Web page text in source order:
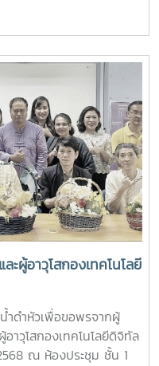
ง โครงการดังกล่าวจัดขึ้น
ส่งเสริมศักยภาพของ
ะปัญญาประดิษฐ์ อันจะนำ
การจัดการศึกษาของ
และพร้อมรองรับการ
นาคมร่วมกัน โดยได้รับ
งใบ ผู้ช่วยกรรมการผู้
าภาคเหนือ บริษัท
เป็นผู้แทนลงนามทั้งสอง
งาน ร่วมเป็นพยาน ณ
านมหาวิทยาลัย
ะผู้อาวุโสกองเทคโนโลยี
ำดำหัวเพื่อขอพรจากผู้
าวุโสกองเทคโนโลยีดิจิทัล
ณ ห้องประชุม ชั้น 1